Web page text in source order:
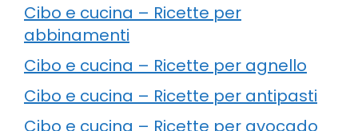
Cibo e cucina – Ricette per
abbinamenti
Cibo e cucina – Ricette per agnello
Cibo e cucina – Ricette per antipasti
Cibo e cucina – Ricette per avocado